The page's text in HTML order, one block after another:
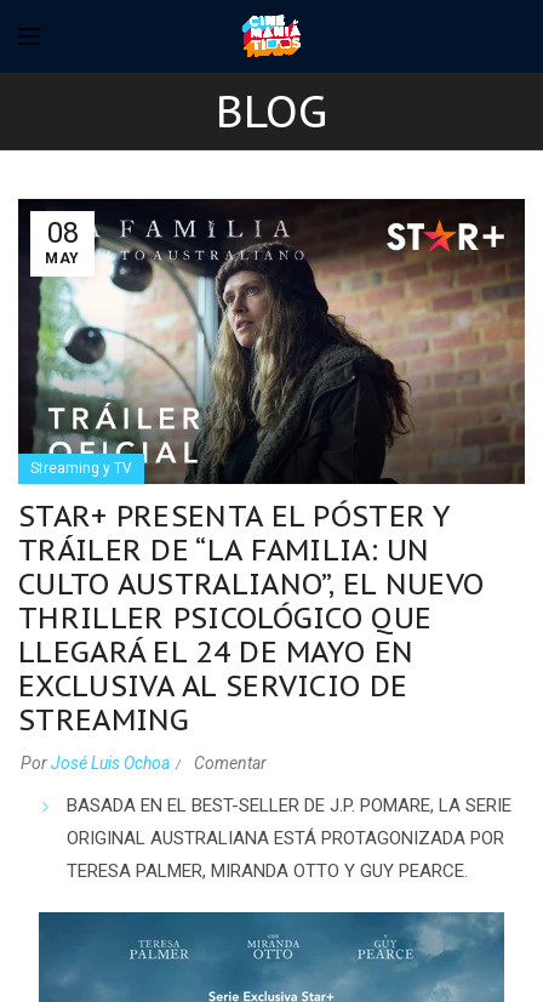
BLOG
08
MAY
Streaming y TV
STAR+ PRESENTA EL PÓSTER Y
TRÁILER DE “LA FAMILIA: UN
CULTO AUSTRALIANO”, EL NUEVO
THRILLER PSICOLÓGICO QUE
LLEGARÁ EL 24 DE MAYO EN
EXCLUSIVA AL SERVICIO DE
STREAMING
PorJosé Luis Ochoa Comentar
BASADA EN EL BEST-SELLER DE J.P. POMARE, LA SERIE
ORIGINAL AUSTRALIANA ESTÁ PROTAGONIZADA POR
TERESA PALMER, MIRANDA OTTO Y GUY PEARCE.